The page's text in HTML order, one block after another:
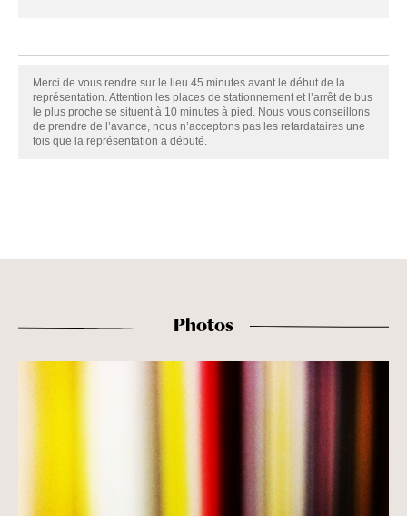
Merci de vous rendre sur le lieu 45 minutes avant le début de la
représentation. Attention les places de stationnement et l’arrêt de bus
le plus proche se situent à 10 minutes à pied. Nous vous conseillons
de prendre de l’avance, nous n’acceptons pas les retardataires une
fois que la représentation a débuté.
Photos